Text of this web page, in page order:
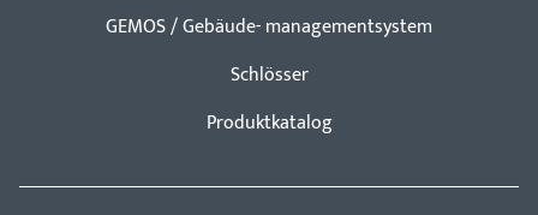
GEMOS / Gebäude- managementsystem
Schlösser
Produktkatalog